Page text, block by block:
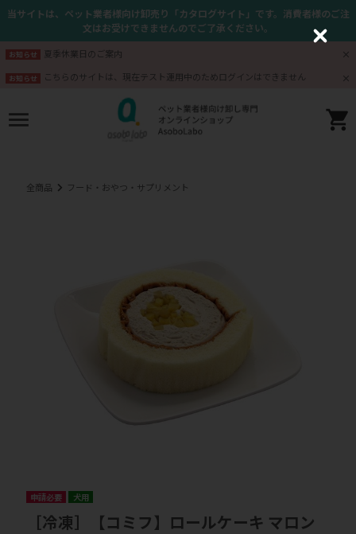
当サイトは、ペット業者様向け卸売り「カタログサイト」です。消費者様のご注
文はお受けできませんのでご了承ください。
お知らせ 夏季休業日のご案内
お知らせ こちらのサイトは、現在テスト運用中のためログインはできません
全商品 フード・おやつ・サプリメント
申請必要 犬用
［冷凍］【コミフ】ロールケーキ マロン
C